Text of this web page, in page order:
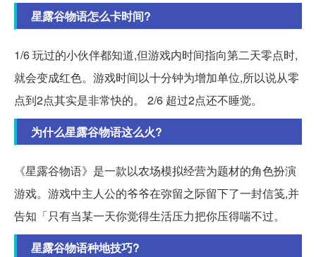
星露谷物语怎么卡时间?
1/6 玩过的小伙伴都知道,但游戏内时间指向第二天零点时,
就会变成红色。游戏时间以十分钟为增加单位,所以说从零
点到2点其实是非常快的。 2/6 超过2点还不睡觉。
为什么星露谷物语这么火?
《星露谷物语》是一款以农场模拟经营为题材的角色扮演
游戏。游戏中主人公的爷爷在弥留之际留下了一封信笺,并
告知「只有当某一天你觉得生活压力把你压得喘不过。
星露谷物语种地技巧?